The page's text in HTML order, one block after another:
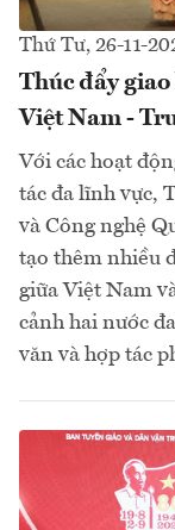
Thứ Tư, 26-11-
Thúc đẩy
Việt Nam -
Với các hoạt
tác đa lĩnh vực,
và Công nghệ
tạo thêm nhiều
giữa Việt Nam
cảnh hai nước
văn và hợp tác